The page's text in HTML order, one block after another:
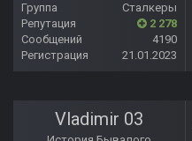
Группа
Сталкеры
Репутация
2 278
Сообщений
4190
Регистрация
21.01.2023
Vladimir 03